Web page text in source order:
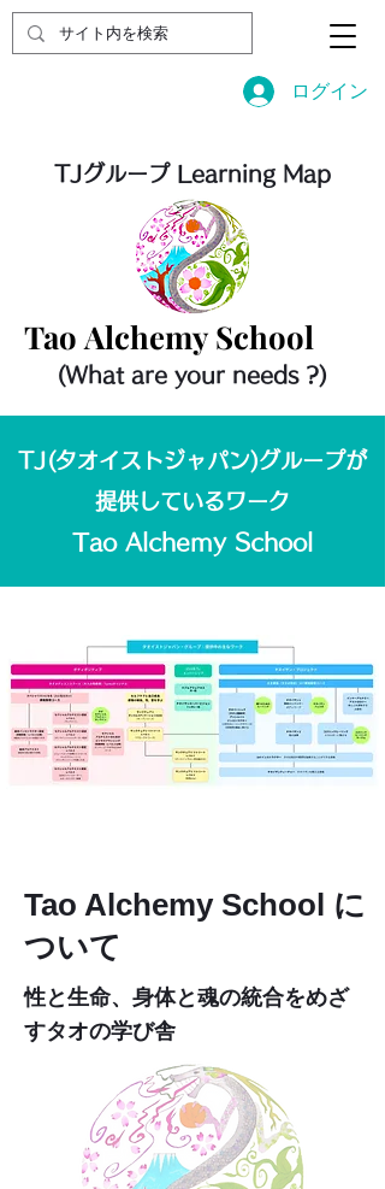
ログイン
TJグループ Learning Map
Tao Alchemy School
Tao Alchemy School
(What are your needs ?)
TJ(タオイストジャパン)グループが​
提供しているワーク
Tao Alchemy School
Tao Alchemy School に
ついて
性と生命、身体と魂の統合をめざ
すタオの学び舎